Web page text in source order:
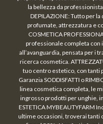
la bellezza da
DEPILAZIONE: Tutto per
profumate, attrezzatura e
COSMETICA
professionale completa con
all’avanguardia, pensata per i
ricerca cosmetica.
tuo centro estetico, con tanti
Garanzia SODDISFATTI o
linea cosmetica completa, le
ingrosso prodotti per unghie,
ESTETICA MYBEAUTYFARM
ultime occasioni, troverai tanti